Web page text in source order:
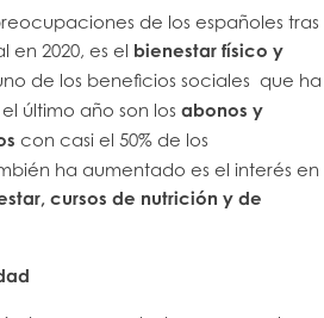
de los españoles tras
2020, es el bienestar físico y
de los beneficios sociales que ha
último año son los abonos y
con casi el 50% de los
ha aumentado es el interés en
cursos de nutrición y de